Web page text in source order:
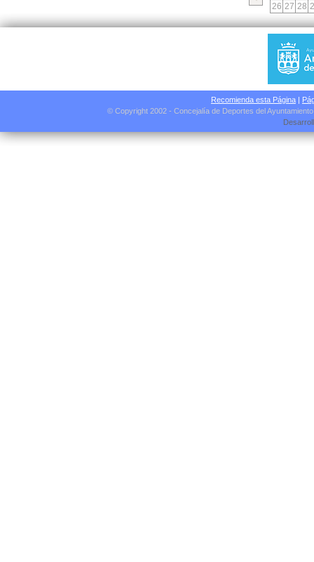
26 27 28
Recomienda esta Página |
© Copyright 2002 - Concejalía de Deportes del